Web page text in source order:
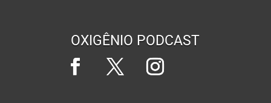
OXIGÊNIO PODCAST